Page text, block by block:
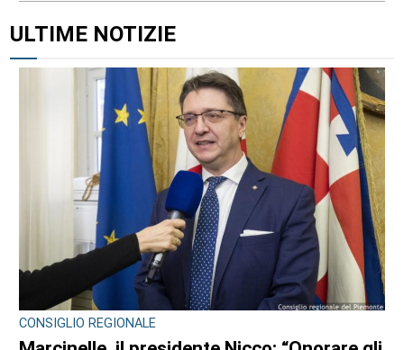
ULTIME NOTIZIE
CONSIGLIO REGIONALE